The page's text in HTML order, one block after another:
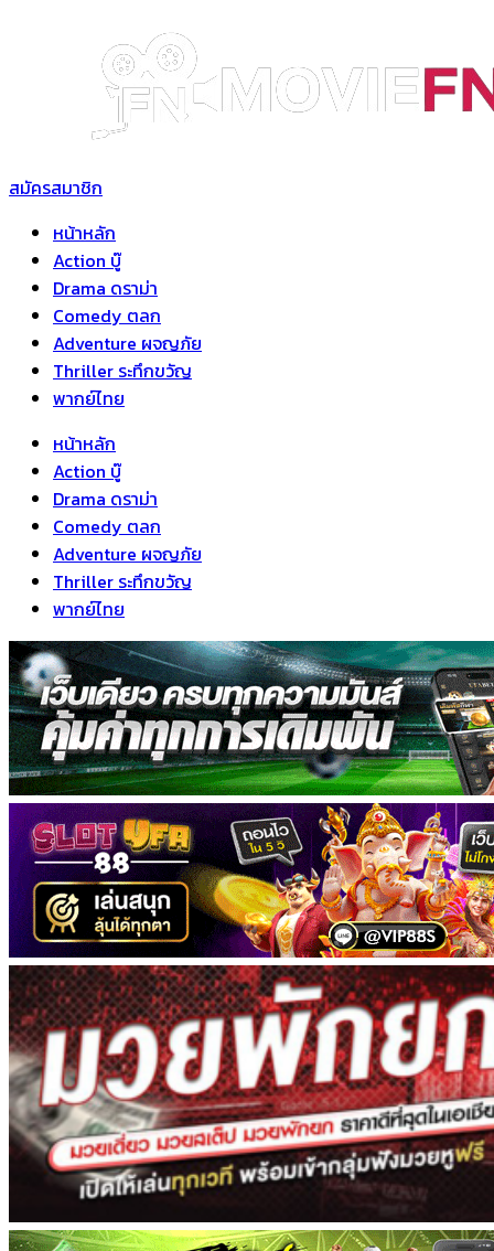
สมัครสมาชิก
หน้าหลัก
Action บู๊
Drama ดราม่า
Comedy ตลก
Adventure ผจญภัย
Thriller ระทึกขวัญ
พากย์ไทย
หน้าหลัก
Action บู๊
Drama ดราม่า
Comedy ตลก
Adventure ผจญภัย
Thriller ระทึกขวัญ
พากย์ไทย